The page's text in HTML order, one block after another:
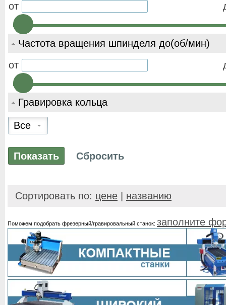
от
Частота вращения шпинделя до(об/мин)
от
Гравировка кольца
Все
Сортировать по: цене | названию
Поможем подобрать фрезерный/гравировальный станок: заполните